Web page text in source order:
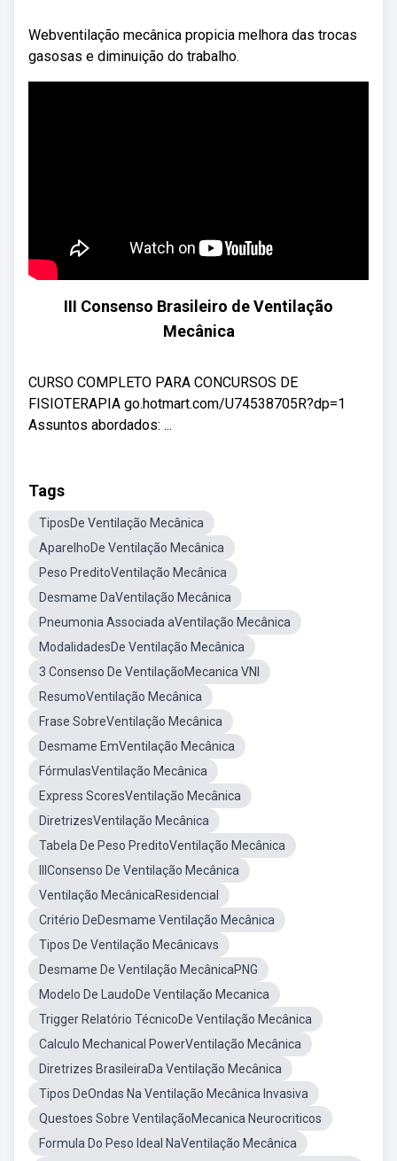
Webventilação mecânica propicia melhora das trocas
gasosas e diminuição do trabalho.
III Consenso Brasileiro de Ventilação
Mecânica
CURSO COMPLETO PARA CONCURSOS DE
FISIOTERAPIA go.hotmart.com/U74538705R?dp=1
Assuntos abordados: ...
Tags
TiposDe Ventilação Mecânica
AparelhoDe Ventilação Mecânica
Peso PreditoVentilação Mecânica
Desmame DaVentilação Mecânica
Pneumonia Associada aVentilação Mecânica
ModalidadesDe Ventilação Mecânica
3 Consenso De VentilaçãoMecanica VNI
ResumoVentilação Mecânica
Frase SobreVentilação Mecânica
Desmame EmVentilação Mecânica
FórmulasVentilação Mecânica
Express ScoresVentilação Mecânica
DiretrizesVentilação Mecânica
Tabela De Peso PreditoVentilação Mecânica
IIIConsenso De Ventilação Mecânica
Ventilação MecânicaResidencial
Critério DeDesmame Ventilação Mecânica
Tipos De Ventilação Mecânicavs
Desmame De Ventilação MecânicaPNG
Modelo De LaudoDe Ventilação Mecanica
Trigger Relatório TécnicoDe Ventilação Mecânica
Calculo Mechanical PowerVentilação Mecânica
Diretrizes BrasileiraDa Ventilação Mecânica
Tipos DeOndas Na Ventilação Mecânica Invasiva
Questoes Sobre VentilaçãoMecanica Neurocriticos
Formula Do Peso Ideal NaVentilação Mecânica